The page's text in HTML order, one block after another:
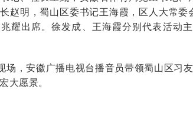
赵明，蜀山区委书记王海霞，区人大常
耀出席。徐发成、王海霞分别代表活动
安徽广播电视台播音员带领蜀山区习友
大愿景。